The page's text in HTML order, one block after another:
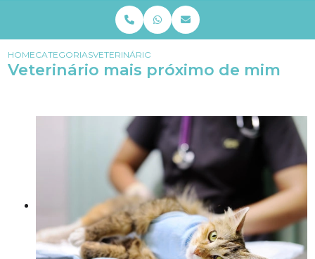
HOMECATEGORIASVETERINÁRIO MAIS PRÓXIMO DE MIM
Veterinário mais próximo de mim